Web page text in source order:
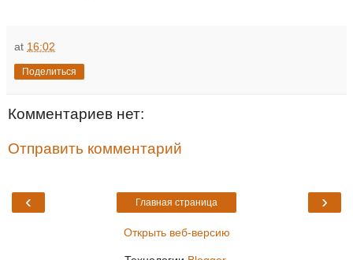
at 16:02
Поделиться
Комментариев нет:
Отправить комментарий
‹ ›
Главная страница
Открыть веб-версию